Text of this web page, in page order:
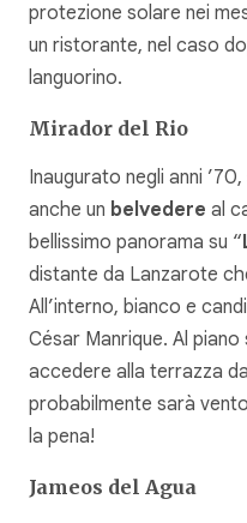
protezione solare nei
un ristorante, nel caso
languorino.
Mirador del Rio
Inaugurato negli anni
anche un belvedere al
bellissimo panorama su “
distante da Lanzarote
All’interno, bianco e
César Manrique. Al
accedere alla terrazza
probabilmente sarà
la pena!
Jameos del Agua